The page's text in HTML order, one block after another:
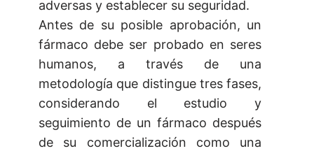
adversas y establecer su seguridad.
Antes de su posible aprobación, un
fármaco debe ser probado en seres
humanos, a través de una
metodología que distingue tres fases,
considerando el estudio y
seguimiento de un fármaco después
de su comercialización como una